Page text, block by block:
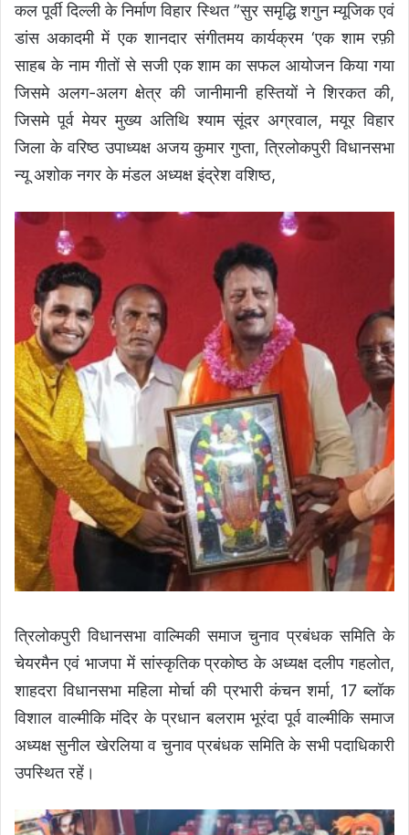
कल पूर्वी दिल्ली के निर्माण विहार स्थित ”सुर समृद्धि शगुन म्यूजिक एवं
डांस अकादमी में एक शानदार संगीतमय कार्यक्रम ‘एक शाम रफ़ी
साहब के नाम गीतों से सजी एक शाम का सफल आयोजन किया गया
जिसमे अलग-अलग क्षेत्र की जानीमानी हस्तियों ने शिरकत की,
जिसमे पूर्व मेयर मुख्य अतिथि श्याम सूंदर अग्रवाल, मयूर विहार
जिला के वरिष्ठ उपाध्यक्ष अजय कुमार गुप्ता, त्रिलोकपुरी विधानसभा
न्यू अशोक नगर के मंडल अध्यक्ष इंद्रेश वशिष्ठ,
त्रिलोकपुरी विधानसभा वाल्मिकी समाज चुनाव प्रबंधक समिति के
चेयरमैन एवं भाजपा में सांस्कृतिक प्रकोष्ठ के अध्यक्ष दलीप गहलोत,
शाहदरा विधानसभा महिला मोर्चा की प्रभारी कंचन शर्मा, 17 ब्लॉक
विशाल वाल्मीकि मंदिर के प्रधान बलराम भूरंदा पूर्व वाल्मीकि समाज
अध्यक्ष सुनील खेरलिया व चुनाव प्रबंधक समिति के सभी पदाधिकारी
उपस्थित रहें।